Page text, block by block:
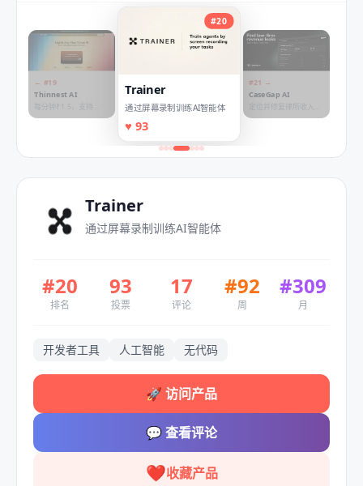
← #19
Thinnest AI
100+语言的语音AI代
#20
Trainer
通过屏幕录制训练AI智能体
♥ 93
#21 →
CaseGap AI
定位并修复律所收入流
失
Trainer
通过屏幕录制训练AI智能体
#20
排名
93
投票
17
评论
#92
周
#309
月
开发者工具 人工智能 无代码
🚀 访问产品
💬查看评论
❤️收藏产品